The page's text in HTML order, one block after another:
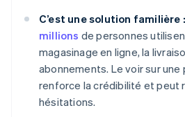
C’est une solution familière :
millions de personnes
magasinage en ligne, la
abonnements. Le voir sur une
renforce la crédibilité et peut
hésitations.